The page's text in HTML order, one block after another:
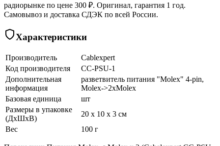
радиорынке по цене 300 ₽. Оригинал, гарантия 1 год.
Самовывоз и доставка СДЭК по всей России.
Характеристики
Производитель
Cablexpert
Код производителя
CC-PSU-1
Дополнительная
информация
разветвитель питания "Molex" 4-pin,
Molex->2xMolex
Базовая единица
шт
Размеры в упаковке
(ДхШхВ)
20 x 10 x 3 см
Вес
100 г